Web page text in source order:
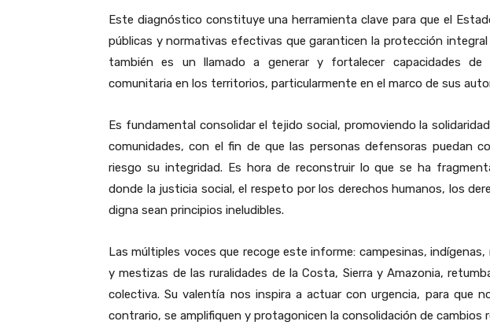
Este diagnóstico constituye una herramienta clave para que el
públicas y normativas efectivas que garanticen la protección
también es un llamado a generar y fortalecer capacidades de
comunitaria en los territorios, particularmente en el marco de sus
Es fundamental consolidar el tejido social, promoviendo la
comunidades, con el fin de que las personas defensoras puedan
riesgo su integridad. Es hora de reconstruir lo que se ha
donde la justicia social, el respeto por los derechos humanos, los
digna sean principios ineludibles.
Las múltiples voces que recoge este informe: campesinas,
y mestizas de las ruralidades de la Costa, Sierra y Amazonia,
colectiva. Su valentía nos inspira a actuar con urgencia, para que
contrario, se amplifiquen y protagonicen la consolidación de cambios